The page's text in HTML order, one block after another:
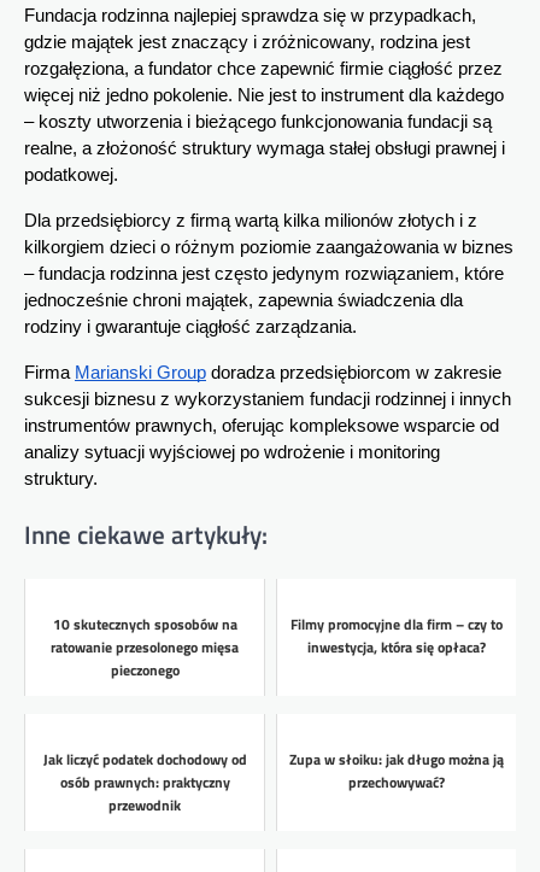
Fundacja rodzinna najlepiej sprawdza się w przypadkach,
gdzie majątek jest znaczący i zróżnicowany, rodzina jest
rozgałęziona, a fundator chce zapewnić firmie ciągłość przez
więcej niż jedno pokolenie. Nie jest to instrument dla każdego
– koszty utworzenia i bieżącego funkcjonowania fundacji są
realne, a złożoność struktury wymaga stałej obsługi prawnej i
podatkowej.
Dla przedsiębiorcy z firmą wartą kilka milionów złotych i z
kilkorgiem dzieci o różnym poziomie zaangażowania w biznes
– fundacja rodzinna jest często jedynym rozwiązaniem, które
jednocześnie chroni majątek, zapewnia świadczenia dla
rodziny i gwarantuje ciągłość zarządzania.
Firma Marianski Group doradza przedsiębiorcom w zakresie
sukcesji biznesu z wykorzystaniem fundacji rodzinnej i innych
instrumentów prawnych, oferując kompleksowe wsparcie od
analizy sytuacji wyjściowej po wdrożenie i monitoring
struktury.
Inne ciekawe artykuły:
10 skutecznych sposobów na
ratowanie przesolonego mięsa
pieczonego
Filmy promocyjne dla firm – czy to
inwestycja, która się opłaca?
Jak liczyć podatek dochodowy od
osób prawnych: praktyczny
przewodnik
Zupa w słoiku: jak długo można ją
przechowywać?